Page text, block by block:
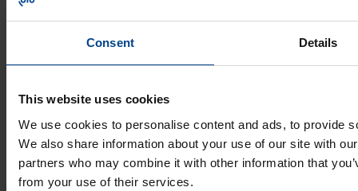
Consent Details
This website uses cookies
We use cookies to personalise content and ads, to provide
We also share information about your use of our site with
partners who may combine it with other information that
from your use of their services.
UTU Group
UTU Finland